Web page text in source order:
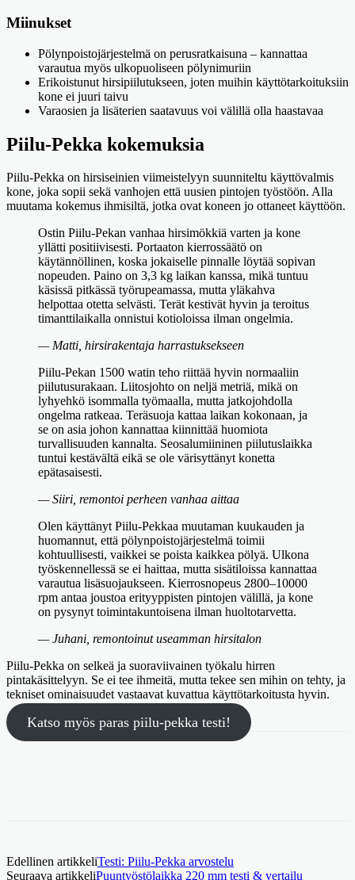
Miinukset
Pölynpoistojärjestelmä on perusratkaisuna – kannattaa
varautua myös ulkopuoliseen pölynimuriin
Erikoistunut hirsipiilutukseen, joten muihin käyttötarkoituksiin
kone ei juuri taivu
Varaosien ja lisäterien saatavuus voi välillä olla haastavaa
Piilu-Pekka kokemuksia
Piilu-Pekka on hirsiseinien viimeistelyyn suunniteltu käyttövalmis
kone, joka sopii sekä vanhojen että uusien pintojen työstöön. Alla
muutama kokemus ihmisiltä, jotka ovat koneen jo ottaneet käyttöön.
Ostin Piilu-Pekan vanhaa hirsimökkiä varten ja kone
yllätti positiivisesti. Portaaton kierrossäätö on
käytännöllinen, koska jokaiselle pinnalle löytää sopivan
nopeuden. Paino on 3,3 kg laikan kanssa, mikä tuntuu
käsissä pitkässä työrupeamassa, mutta yläkahva
helpottaa otetta selvästi. Terät kestivät hyvin ja teroitus
timanttilaikalla onnistui kotioloissa ilman ongelmia.
— Matti, hirsirakentaja harrastuksekseen
Piilu-Pekan 1500 watin teho riittää hyvin normaaliin
piilutusurakaan. Liitosjohto on neljä metriä, mikä on
lyhyehkö isommalla työmaalla, mutta jatkojohdolla
ongelma ratkeaa. Teräsuoja kattaa laikan kokonaan, ja
se on asia johon kannattaa kiinnittää huomiota
turvallisuuden kannalta. Seosalumiininen piilutuslaikka
tuntui kestävältä eikä se ole värisyttänyt konetta
epätasaisesti.
— Siiri, remontoi perheen vanhaa aittaa
Olen käyttänyt Piilu-Pekkaa muutaman kuukauden ja
huomannut, että pölynpoistojärjestelmä toimii
kohtuullisesti, vaikkei se poista kaikkea pölyä. Ulkona
työskennellessä se ei haittaa, mutta sisätiloissa kannattaa
varautua lisäsuojaukseen. Kierrosnopeus 2800–10000
rpm antaa joustoa erityyppisten pintojen välillä, ja kone
on pysynyt toimintakuntoisena ilman huoltotarvetta.
— Juhani, remontoinut useamman hirsitalon
Piilu-Pekka on selkeä ja suoraviivainen työkalu hirren
pintakäsittelyyn. Se ei tee ihmeitä, mutta tekee sen mihin on tehty, ja
tekniset ominaisuudet vastaavat kuvattua käyttötarkoitusta hyvin.
Katso myös paras piilu-pekka testi!
Edellinen artikkeliTesti: Piilu-Pekka arvostelu
Seuraava artikkeliPuuntyöstölaikka 220 mm testi & vertailu